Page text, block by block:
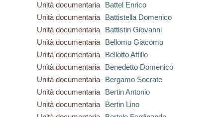
Unità documentaria
Battel Enrico
Unità documentaria
Battistella Domenico
Unità documentaria
Battistin Giovanni
Unità documentaria
Bellomo Giacomo
Unità documentaria
Bellotto Attilio
Unità documentaria
Benedetto Domenico
Unità documentaria
Bergamo Socrate
Unità documentaria
Bertin Antonio
Unità documentaria
Bertin Lino